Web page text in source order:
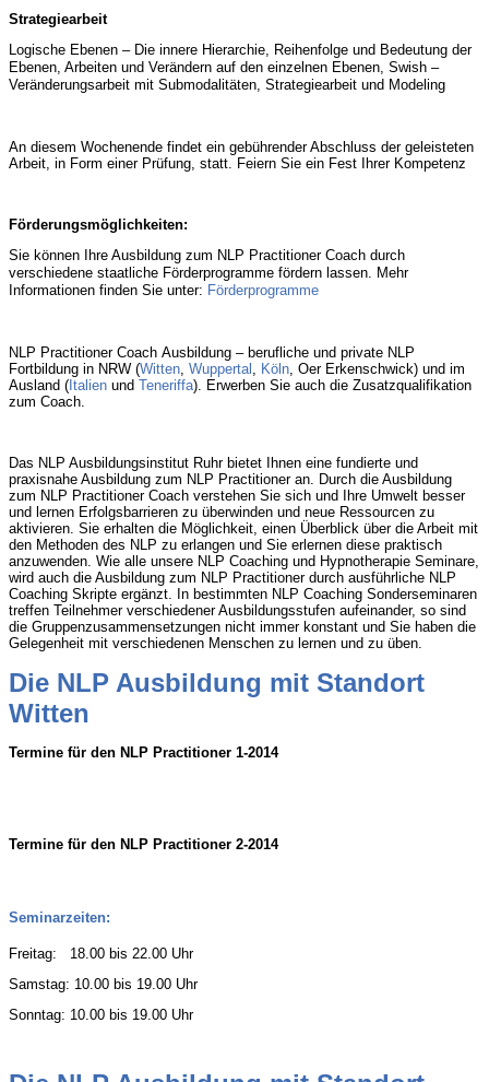
Strategiearbeit
Logische Ebenen – Die innere Hierarchie, Reihenfolge und Bedeutung der
Ebenen, Arbeiten und Verändern auf den einzelnen Ebenen, Swish –
Veränderungsarbeit mit Submodalitäten, Strategiearbeit und Modeling
An diesem Wochenende findet ein gebührender Abschluss der geleisteten
Arbeit, in Form einer Prüfung, statt. Feiern Sie ein Fest Ihrer Kompetenz
Förderungsmöglichkeiten:
Sie können Ihre Ausbildung zum NLP Practitioner Coach durch
verschiedene staatliche Förderprogramme fördern lassen. Mehr
Informationen finden Sie unter: Förderprogramme
NLP Practitioner Coach Ausbildung – berufliche und private NLP
Fortbildung in NRW (Witten, Wuppertal , Köln, Oer Erkenschwick) und im
Ausland ( Italien und Teneriffa). Erwerben Sie auch die Zusatzqualifikation
zum Coach.
Das NLP Ausbildungsinstitut Ruhr bietet Ihnen eine fundierte und
praxisnahe Ausbildung zum NLP Practitioner an. Durch die Ausbildung
zum NLP Practitioner Coach verstehen Sie sich und Ihre Umwelt besser
und lernen Erfolgsbarrieren zu überwinden und neue Ressourcen zu
aktivieren. Sie erhalten die Möglichkeit, einen Überblick über die Arbeit mit
den Methoden des NLP zu erlangen und Sie erlernen diese praktisch
anzuwenden. Wie alle unsere NLP Coaching und Hypnotherapie Seminare,
wird auch die Ausbildung zum NLP Practitioner durch ausführliche NLP
Coaching Skripte ergänzt. In bestimmten NLP Coaching Sonderseminaren
treffen Teilnehmer verschiedener Ausbildungsstufen aufeinander, so sind
die Gruppenzusammensetzungen nicht immer konstant und Sie haben die
Gelegenheit mit verschiedenen Menschen zu lernen und zu üben.
Die NLP Ausbildung mit Standort
Witten
Termine für den NLP Practitioner 1-2014
Termine für den NLP Practitioner 2-2014
Seminarzeiten:
Freitag: 18.00 bis 22.00 Uhr
Samstag: 10.00 bis 19.00 Uhr
Sonntag: 10.00 bis 19.00 Uhr